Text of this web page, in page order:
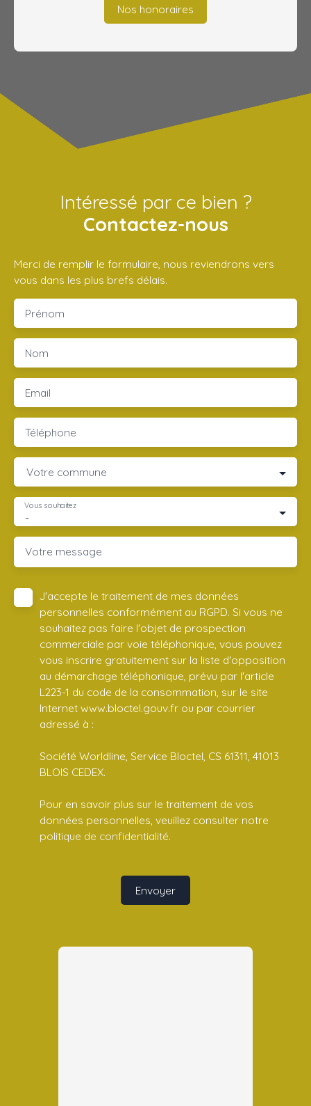
Nos honoraires
Intéressé par ce bien ?
Contactez-nous
Merci de remplir le formulaire, nous reviendrons vers
vous dans les plus brefs délais.
Prénom
Nom
Email
Téléphone
Votre commune
-
Vous souhaitez
Votre message
J'accepte le traitement de mes données
personnelles conformément au RGPD. Si vous ne
souhaitez pas faire l'objet de prospection
commerciale par voie téléphonique, vous pouvez
vous inscrire gratuitement sur la liste d'opposition
au démarchage téléphonique, prévu par l'article
L223-1 du code de la consommation, sur le site
Internet www.bloctel.gouv.fr ou par courrier
adressé à :
Société Worldline, Service Bloctel, CS 61311, 41013
BLOIS CEDEX.
Pour en savoir plus sur le traitement de vos
données personnelles, veuillez consulter notre
politique de confidentialité.
Envoyer